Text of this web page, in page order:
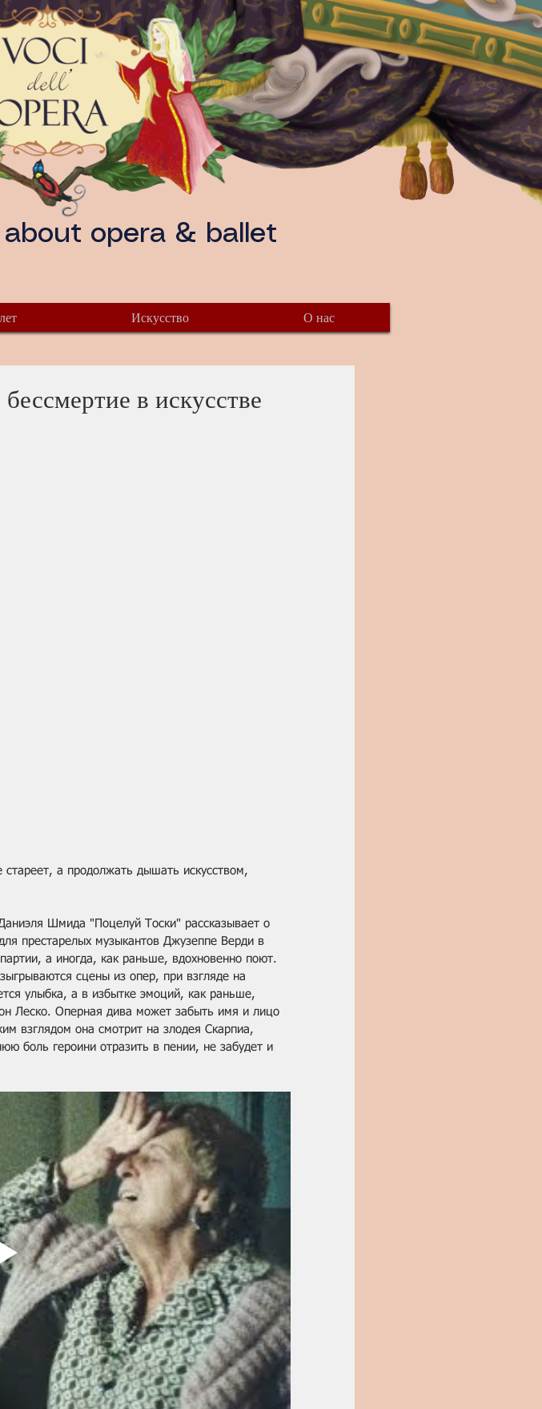
about opera & ballet
Искусство О нас
в искусстве
а продолжать дышать искусством,
Шмида "Поцелуй Тоски" рассказывает о
престарелых музыкантов Джузеппе Верди в
а иногда, как раньше, вдохновенно поют.
сцены из опер, при взгляде на
улыбка, а в избытке эмоций, как раньше,
Леско. Оперная дива может забыть имя и лицо
взглядом она смотрит на злодея Скарпиа,
боль героини отразить в пении, не забудет и